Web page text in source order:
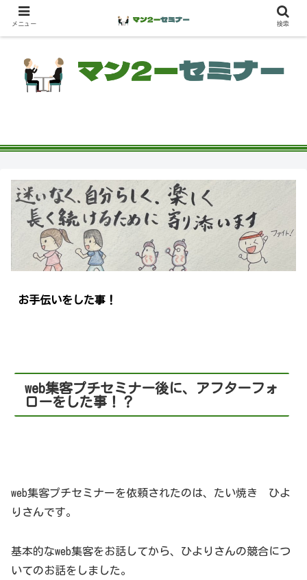
お手伝いをした事！
web集客プチセミナー後に、アフターフォ
ローをした事！？
web集客プチセミナーを依頼されたのは、たい焼き ひよ
りさんです。
基本的なweb集客をお話してから、ひよりさんの競合につ
いてのお話をしました。
メニュー 検索